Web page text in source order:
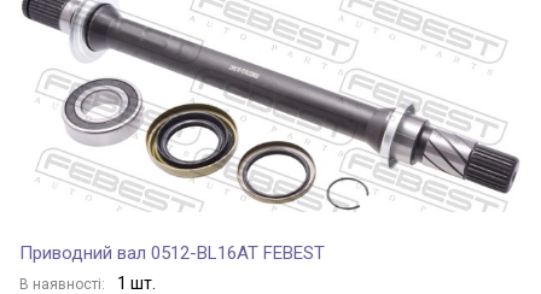
Приводний вал 0512-BL16AT FEBEST
В наявності: 1 шт.